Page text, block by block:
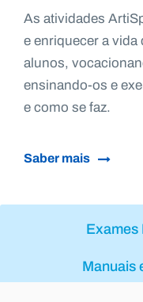
As atividades
e enriquecer a
alunos,
ensinando-os e
e como se faz.
Saber mais
Exames
Manuais